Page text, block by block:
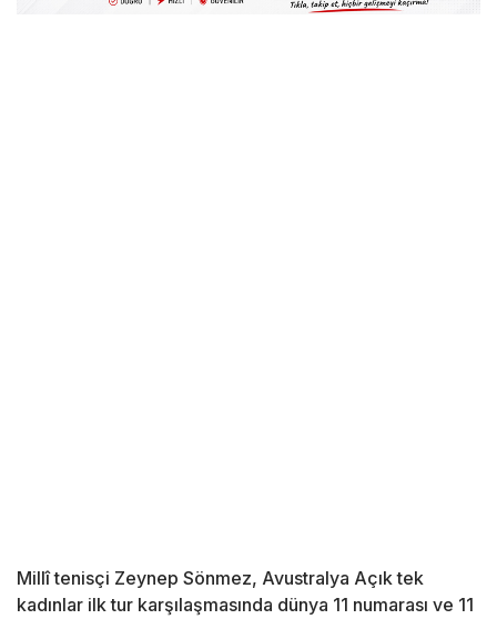
Millî tenisçi Zeynep Sönmez, Avustralya Açık tek
kadınlar ilk tur karşılaşmasında dünya 11 numarası ve 11